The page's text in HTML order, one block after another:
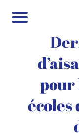
pour
écoles